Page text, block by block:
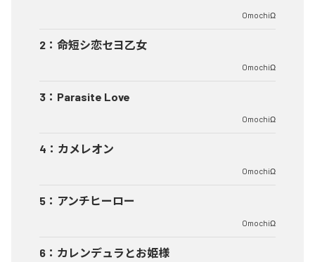
OmochiΩ
2 ： 命短シ恋セヨ乙女
OmochiΩ
3 ： Parasite Love
OmochiΩ
4 ： カメレオン
OmochiΩ
5 ： アンチヒーロー
OmochiΩ
6 ： カレンデュラとお姫様